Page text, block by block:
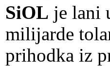
SiOL je lani
milijarde
prihodka iz